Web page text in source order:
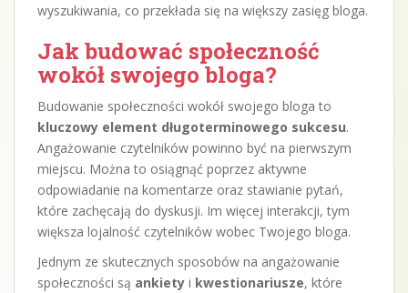
wyszukiwania, co przekłada się na większy zasięg bloga.
Jak budować społeczność
wokół swojego bloga?
Budowanie społeczności wokół swojego bloga to
kluczowy element długoterminowego sukcesu.
Angażowanie czytelników powinno być na pierwszym
miejscu. Można to osiągnąć poprzez aktywne
odpowiadanie na komentarze oraz stawianie pytań,
które zachęcają do dyskusji. Im więcej interakcji, tym
większa lojalność czytelników wobec Twojego bloga.
Jednym ze skutecznych sposobów na angażowanie
społeczności są ankiety i kwestionariusze, które